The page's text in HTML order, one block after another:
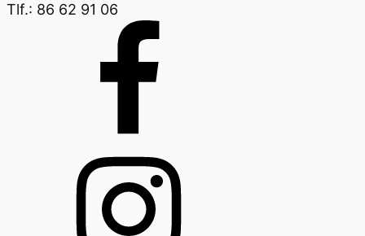
Tlf.: 86 62 91 06